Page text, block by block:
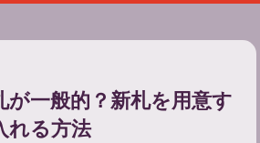
が一般的？新札を用意す
れる方法